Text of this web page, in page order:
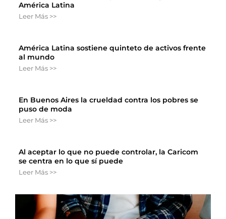
América Latina
Leer Más >>
América Latina sostiene quinteto de activos frente
al mundo
Leer Más >>
En Buenos Aires la crueldad contra los pobres se
puso de moda
Leer Más >>
Al aceptar lo que no puede controlar, la Caricom
se centra en lo que sí puede
Leer Más >>